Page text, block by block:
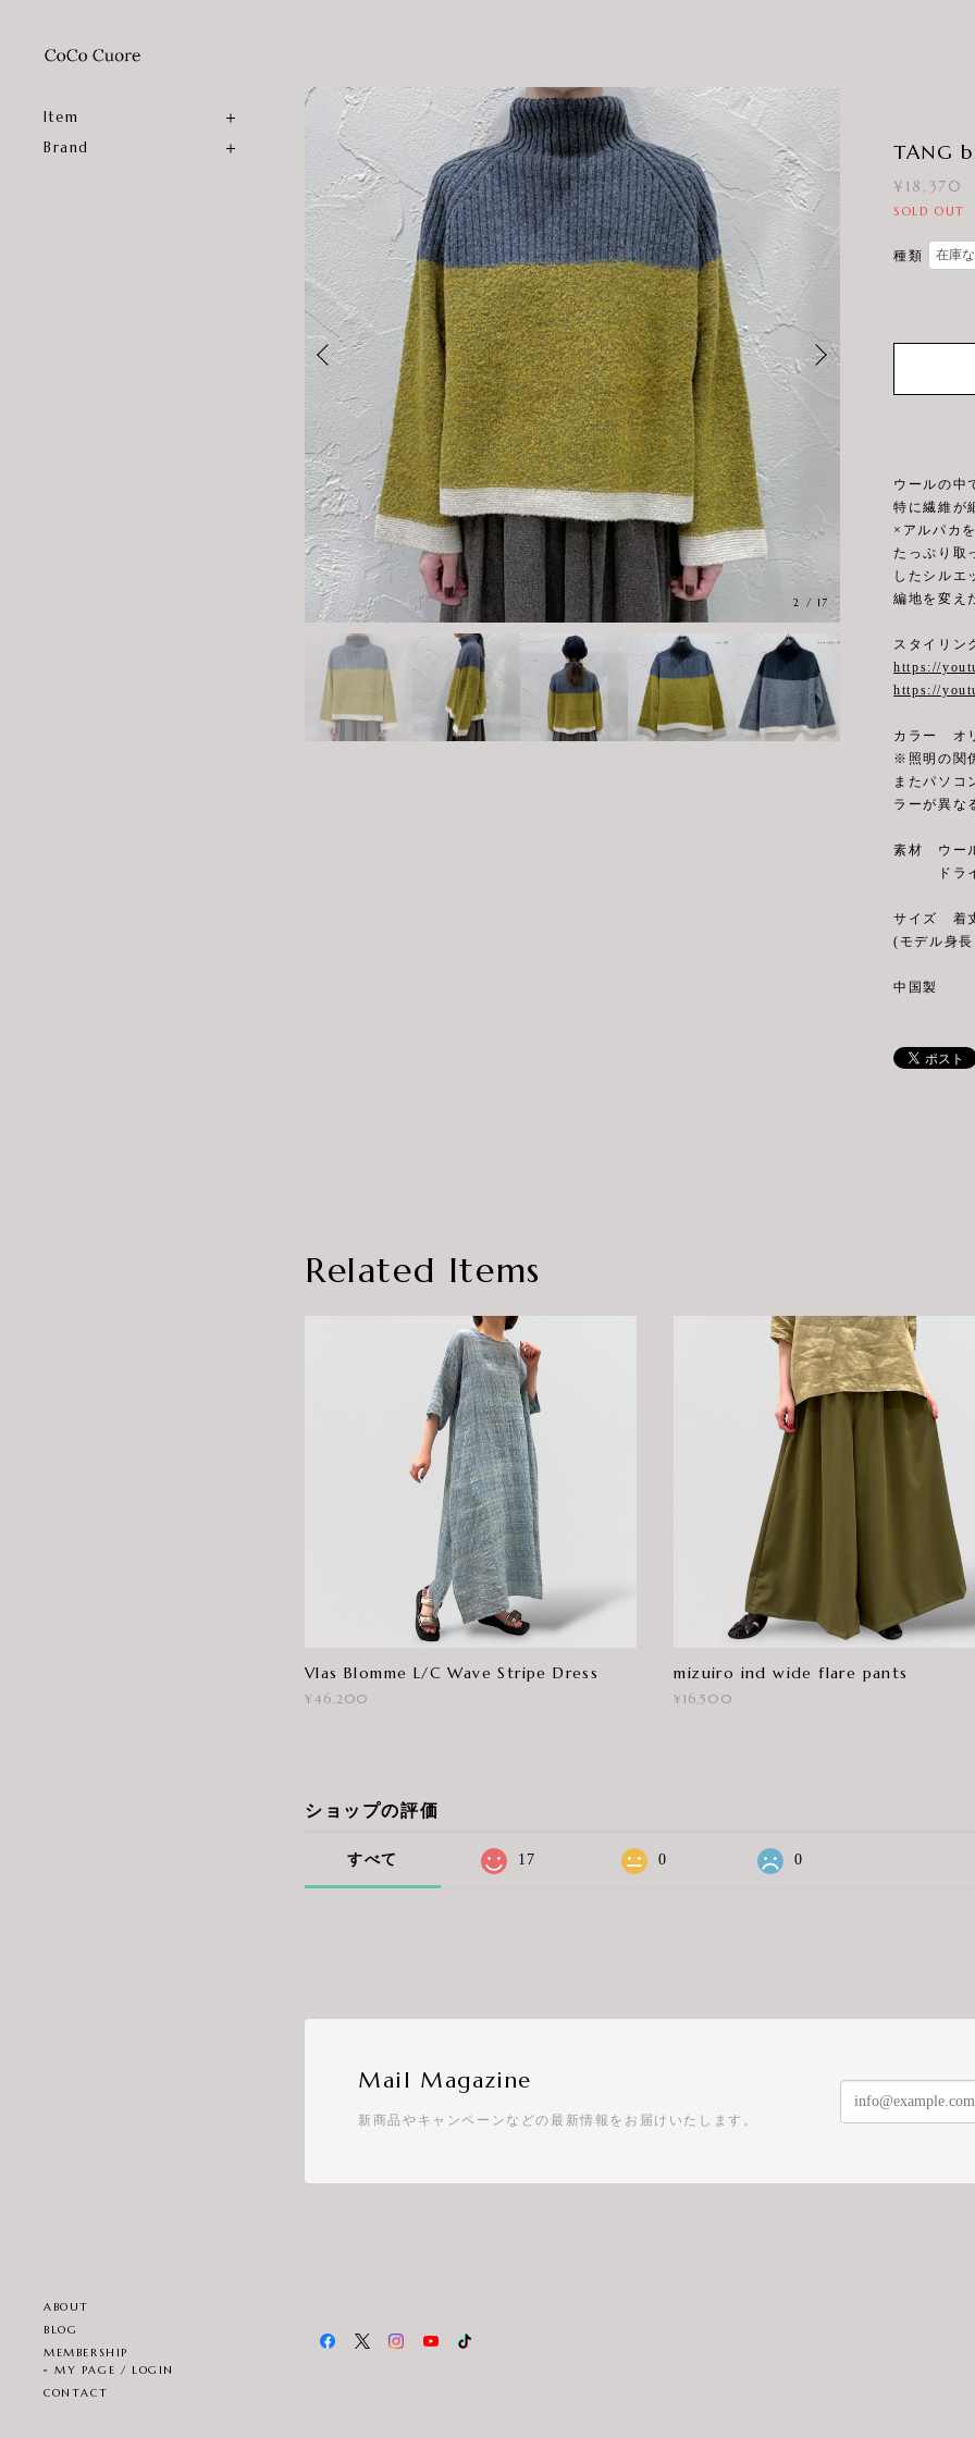
Item
Brand
ABOUT
BLOG
MEMBERSHIP
MY PAGE / LOGIN
CONTACT
3 / 17
TANG
¥18,370
SOLD OUT
種類
ウールの中
特に繊維が
×アルパカ
たっぷり取
したシルエ
編地を変え
スタイリン
https://
https://
カラー オ
※照明の関
またパソコ
ラーが異な
素材 ウー
ドライ
サイズ 着
(モデル身
中国製
Related Items
Vlas Blomme L/C Wave Stripe Dress
¥46,200
mizuiro ind wide flare pants
¥16,500
ショップの評価
すべて 17 0 0
Mail Magazine
新商品やキャンペーンなどの最新情報をお届けいたします。